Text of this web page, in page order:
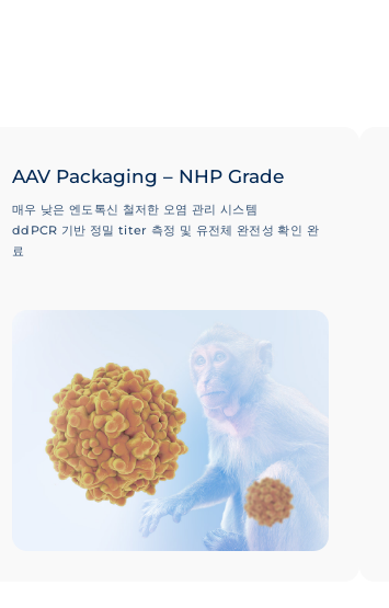
AAV Packaging – NHP Grade
매우 낮은 엔도톡신 철저한 오염 관리 시스템
ddPCR 기반 정밀 titer 측정 및 유전체 완전성 확인 완
료